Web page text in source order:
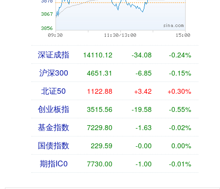
深证成指 14110.12 -34.08 -0.24%
沪深300 4651.31 -6.85 -0.15%
北证50 1122.88 +3.42 +0.30%
创业板指 3515.56 -19.58 -0.55%
基金指数 7229.80 -1.63 -0.02%
国债指数 229.59 -0.00 0.00%
期指IC0 7730.00 -1.00 -0.01%